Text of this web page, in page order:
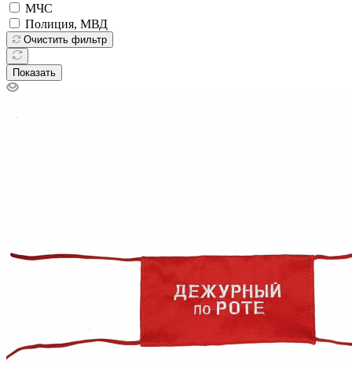
МЧС
Полиция, МВД
Очистить фильтр
Показать